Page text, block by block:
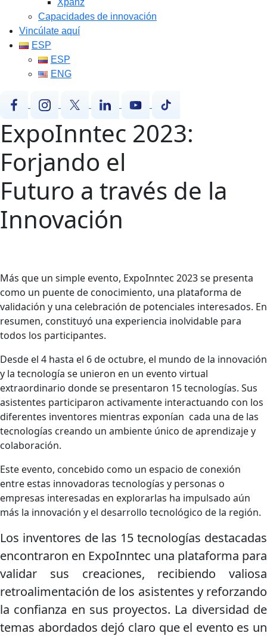
Xpanz
Capacidades de innovación
Vincúlate aquí
ESP
ESP
ENG
ExpoInntec 2023:
Forjando el
Futuro a través de la
Innovación
Más que un simple evento, ExpoInntec 2023 se presenta
como un puente de conocimiento, una plataforma de
validación y una celebración de potenciales interesados. En
resumen, constituyó una experiencia inolvidable para
todos los participantes.
Desde el 4 hasta el 6 de octubre, el mundo de la innovación
y la tecnología se unieron en un evento virtual
extraordinario donde se presentaron 15 tecnologías. Sus
asistentes participaron activamente interactuando con los
diferentes inventores mientras exponían cada una de las
tecnologías creando un ambiente único de aprendizaje y
colaboración.
Este evento, concebido como un espacio de conexión
entre estas innovadoras tecnologías y personas o
empresas interesadas en explorarlas ha impulsado aún
más la innovación y el desarrollo tecnológico de la región.
Los inventores de las 15 tecnologías destacadas
encontraron en ExpoInntec una plataforma para
validar sus creaciones, recibiendo valiosa
retroalimentación de los asistentes y reforzando
la confianza en sus proyectos. La diversidad de
temas abordados dejó claro que el evento es un